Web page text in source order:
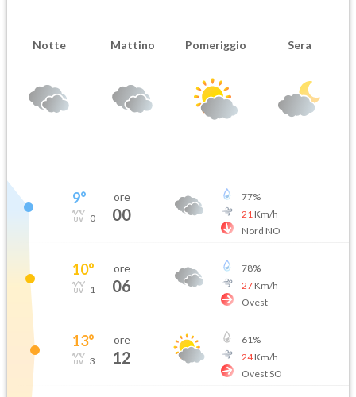
Notte Mattino Pomeriggio Sera
9°
0
ore
00
77%
21 Km/h
Nord NO
10°
1
ore
06
78%
27Km/h
Ovest
13°
3
ore
12
61%
24Km/h
Ovest SO